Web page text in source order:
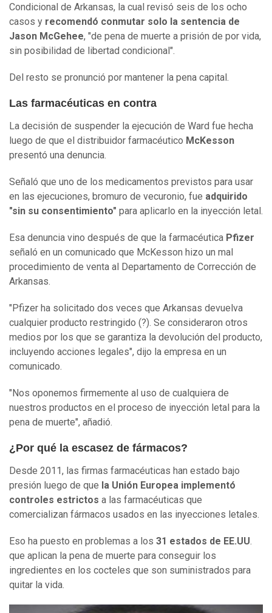
Condicional de Arkansas, la cual revisó seis de los ocho
casos y recomendó conmutar solo la sentencia de
Jason McGehee, "de pena de muerte a prisión de por vida,
sin posibilidad de libertad condicional".
Del resto se pronunció por mantener la pena capital.
Las farmacéuticas en contra
La decisión de suspender la ejecución de Ward fue hecha
luego de que el distribuidor farmacéutico McKesson
presentó una denuncia.
Señaló que uno de los medicamentos previstos para usar
en las ejecuciones, bromuro de vecuronio, fue adquirido
"sin su consentimiento" para aplicarlo en la inyección letal.
Esa denuncia vino después de que la farmacéutica Pfizer
señaló en un comunicado que McKesson hizo un mal
procedimiento de venta al Departamento de Corrección de
Arkansas.
"Pfizer ha solicitado dos veces que Arkansas devuelva
cualquier producto restringido (?). Se consideraron otros
medios por los que se garantiza la devolución del producto,
incluyendo acciones legales", dijo la empresa en un
comunicado.
"Nos oponemos firmemente al uso de cualquiera de
nuestros productos en el proceso de inyección letal para la
pena de muerte", añadió.
¿Por qué la escasez de fármacos?
Desde 2011, las firmas farmacéuticas han estado bajo
presión luego de que la Unión Europea implementó
controles estrictos a las farmacéuticas que
comercializan fármacos usados en las inyecciones letales.
Eso ha puesto en problemas a los 31 estados de EE.UU.
que aplican la pena de muerte para conseguir los
ingredientes en los cocteles que son suministrados para
quitar la vida.